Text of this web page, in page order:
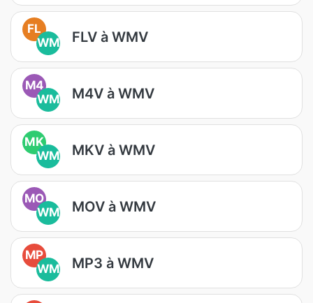
FL
WM
FLV à WMV
M4
WM
M4V à WMV
MK
WM
MKV à WMV
MO
WM
MOV à WMV
MP
WM
MP3 à WMV